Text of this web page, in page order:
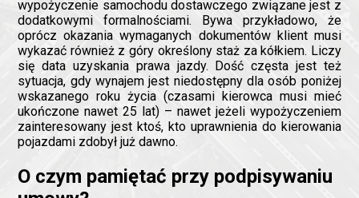
wypożyczenie samochodu dostawczego związane jest z
dodatkowymi formalnościami. Bywa przykładowo, że
oprócz okazania wymaganych dokumentów klient musi
wykazać również z góry określony staż za kółkiem. Liczy
się data uzyskania prawa jazdy. Dość częsta jest też
sytuacja, gdy wynajem jest niedostępny dla osób poniżej
wskazanego roku życia (czasami kierowca musi mieć
ukończone nawet 25 lat) – nawet jeżeli wypożyczeniem
zainteresowany jest ktoś, kto uprawnienia do kierowania
pojazdami zdobył już dawno.
O czym pamiętać przy podpisywaniu